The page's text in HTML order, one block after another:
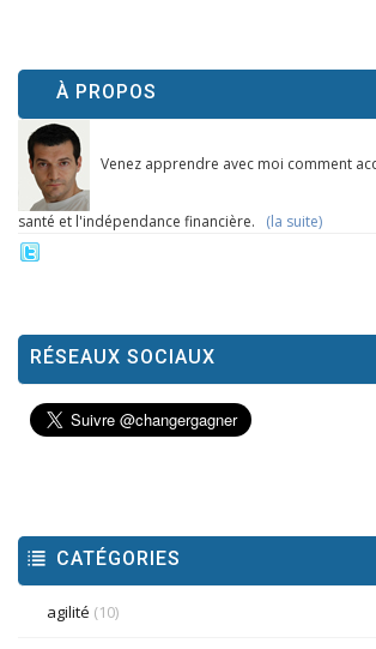
À PROPOS
Venez apprendre avec moi comment
santé et l'indépendance financière. (la suite)
RÉSEAUX SOCIAUX
CATÉGORIES
agilité (10)